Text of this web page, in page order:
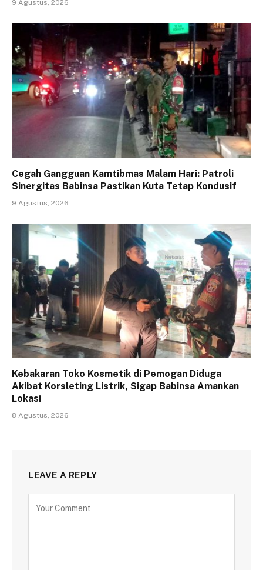
9 Agustus, 2026
Cegah Gangguan Kamtibmas Malam Hari: Patroli
Sinergitas Babinsa Pastikan Kuta Tetap Kondusif
9 Agustus, 2026
Kebakaran Toko Kosmetik di Pemogan Diduga
Akibat Korsleting Listrik, Sigap Babinsa Amankan
Lokasi
8 Agustus, 2026
LEAVE A REPLY